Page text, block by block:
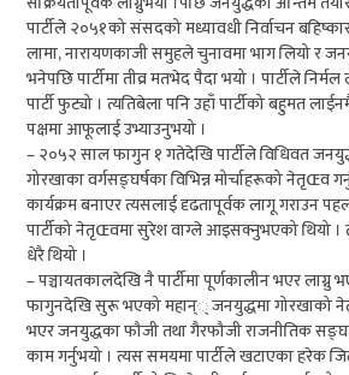
पार्टीले २०५१को संसदको मध्यावधी निर्वाचन
लामा, नारायणकाजी समुहले चुनावमा भाग लियो र
भनेपछि पार्टीमा तीव्र मतभेद पैदा भयो । पार्टीले
पार्टी फुट्यो । त्यतिबेला पनि उहाँ पार्टीको बहुमत
पक्षमा आफूलाई उभ्याउनुभयो ।
– २०५२ साल फागुन १ गतेदेखि पार्टीले विधिवत
गोरखाका वर्गसङ्घर्षका विभिन्न मोर्चाहरूको नेतृŒव
कार्यक्रम बनाएर त्यसलाई दृढतापूर्वक लागू गराउन
पार्टीको नेतृŒवमा सुरेश वाग्ले आइसक्नुभएको थियो ।
धेरै थियो ।
– पञ्चायतकालदेखि नै पार्टीमा पूर्णकालीन भएर लाग्नु
फागुनदेखि सुरू भएको महान्् जनयुद्धमा गोरखाको
भएर जनयुद्धका फौजी तथा गैरफौजी राजनीतिक
काम गर्नुभयो । त्यस समयमा पार्टीले खटाएका हरेक